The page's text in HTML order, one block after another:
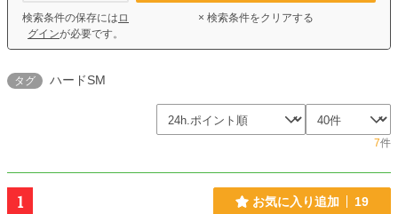
検索条件の保存には ロ
グインが必要です。
× 検索条件をクリアする
タグ ハードSM
7件
1 お気に入り追加 19